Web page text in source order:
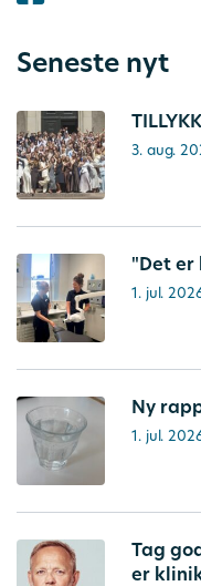
Seneste nyt
3. aug.
"Det er
1. jul.
Ny
1. jul.
Tag
er